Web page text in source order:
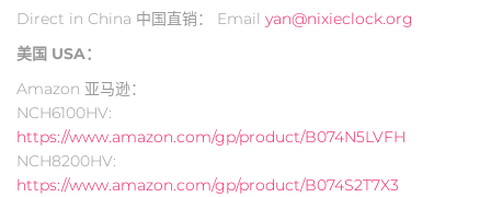
Direct in China 中国直销： Email yan@nixieclock.org
美国 USA：
Amazon 亚马逊：
NCH6100HV:
https://www.amazon.com/gp/product/B074N5LVFH
NCH8200HV:
https://www.amazon.com/gp/product/B074S2T7X3